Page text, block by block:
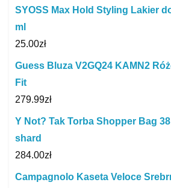
SYOSS Max Hold Styling Lakier
ml
25.00zł
Guess Bluza V2GQ24 KAMN2
Fit
279.99zł
Y Not? Tak Torba Shopper Bag
shard
284.00zł
Campagnolo Kaseta Veloce